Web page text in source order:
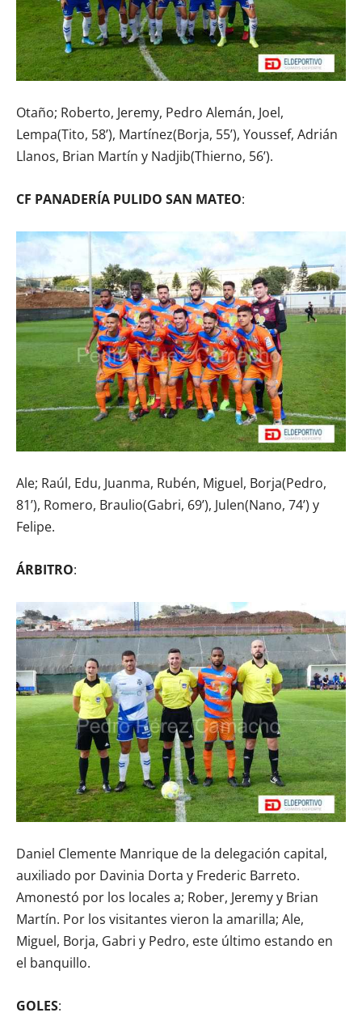
Otaño; Roberto, Jeremy, Pedro Alemán, Joel,
Lempa(Tito, 58’), Martínez(Borja, 55’), Youssef, Adrián
Llanos, Brian Martín y Nadjib(Thierno, 56’).
CF PANADERÍA PULIDO SAN MATEO:
Ale; Raúl, Edu, Juanma, Rubén, Miguel, Borja(Pedro,
81’), Romero, Braulio(Gabri, 69’), Julen(Nano, 74’) y
Felipe.
ÁRBITRO:
Daniel Clemente Manrique de la delegación capital,
auxiliado por Davinia Dorta y Frederic Barreto.
Amonestó por los locales a; Rober, Jeremy y Brian
Martín. Por los visitantes vieron la amarilla; Ale,
Miguel, Borja, Gabri y Pedro, este último estando en
el banquillo.
GOLES: